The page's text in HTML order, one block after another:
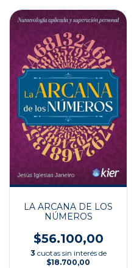
LA ARCANA DE LOS
NÚMEROS
$56.100,00
3 cuotas sin interés de
$18.700,00